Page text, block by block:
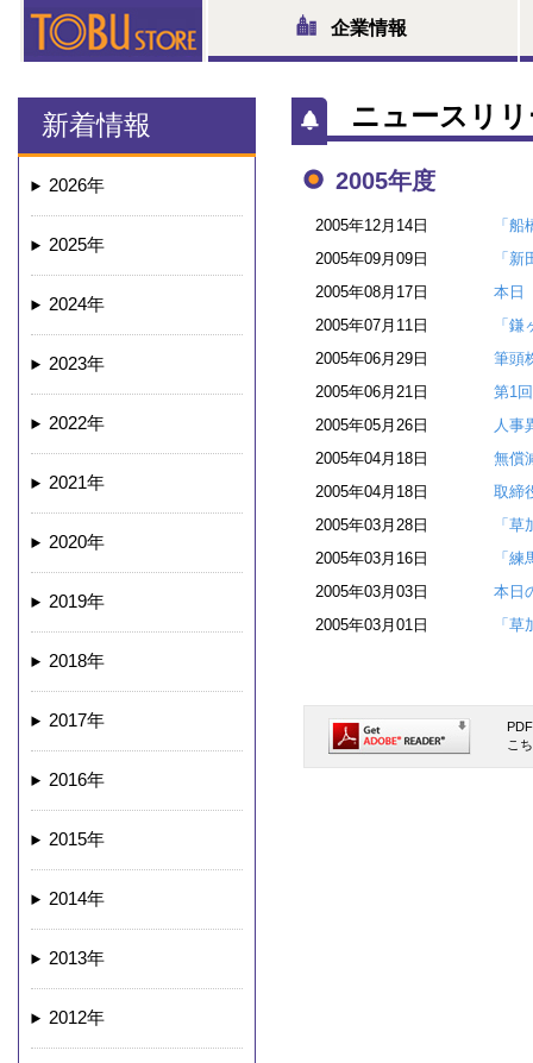
企業情報
新着情報
2026年
2025年
2024年
2023年
2022年
2021年
2020年
2019年
2018年
2017年
2016年
2015年
2014年
2013年
2012年
ニュースリ
2005年度
2005年12月14日
「
2005年09月09日
「
2005年08月17日
本日
2005年07月11日
「
2005年06月29日
筆頭
2005年06月21日
第1
2005年05月26日
人事
2005年04月18日
無償
2005年04月18日
取締
2005年03月28日
「
2005年03月16日
「
2005年03月03日
本日
2005年03月01日
「
こ